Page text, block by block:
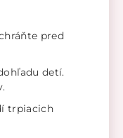
pred
detí.
trpiacich